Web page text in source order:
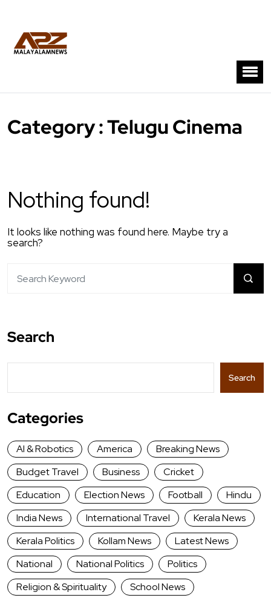
Category : Telugu Cinema
Nothing found!
It looks like nothing was found here. Maybe try a
search?
Search
Search
Categories
AI & Robotics America
Breaking News
Budget Travel
Business
Cricket
Education
Election News Football
Hindu
India News
International Travel
Kerala News
Kerala Politics
Kollam News
Latest News
National
National Politics
Politics
Religion & Spirituality
School News